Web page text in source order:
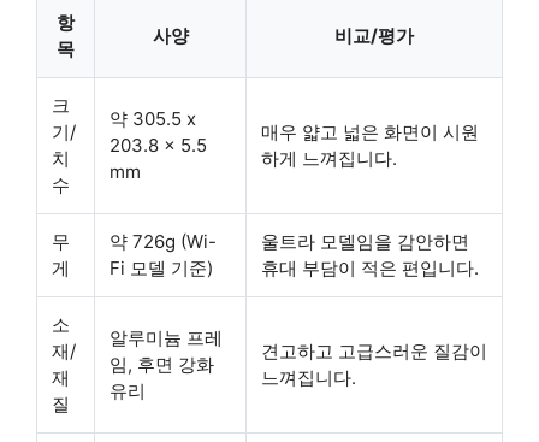
항
목
사양 비교/평가
크
기/
치
수
약 305.5 x
203.8 x 5.5
mm
매우 얇고 넓은 화면이 시원
하게 느껴집니다.
무
게
약 726g (Wi-
Fi 모델 기준)
울트라 모델임을 감안하면
휴대 부담이 적은 편입니다.
소
재/
재
질
알루미늄 프레
임, 후면 강화
유리
견고하고 고급스러운 질감이
느껴집니다.